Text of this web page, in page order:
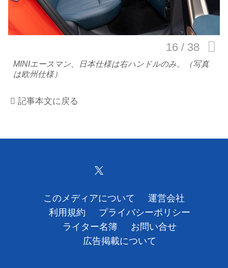
テクノロジー
このメディアについて
運営会社
プライバシーポリシー
MINIエースマン、日本仕様は右ハンドルのみ。（写真
は欧州仕様）
記事本文に戻る
このメディアについて
運営会社
利用規約
プライバシーポリシー
ライター名簿
お問い合せ
広告掲載について